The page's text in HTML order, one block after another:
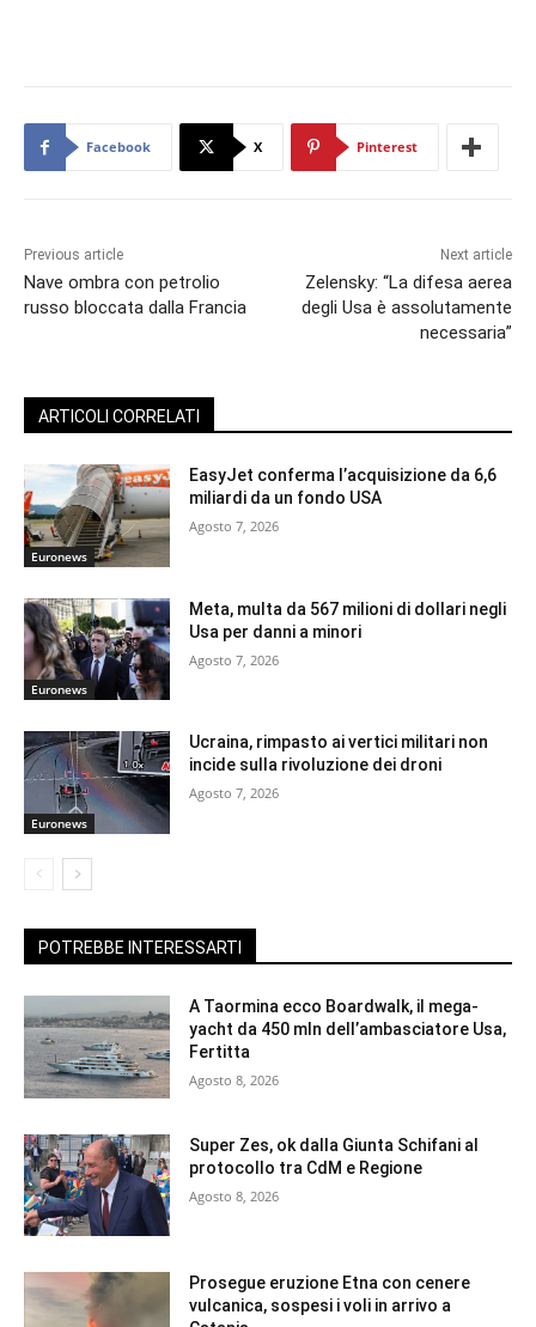
Facebook X Pinterest
Previous article
Nave ombra con petrolio
russo bloccata dalla Francia
Next article
Zelensky: “La difesa aerea
degli Usa è assolutamente
necessaria”
ARTICOLI CORRELATI
Euronews
EasyJet conferma l’acquisizione da 6,6
miliardi da un fondo USA
Agosto 7, 2026
Euronews
Meta, multa da 567 milioni di dollari negli
Usa per danni a minori
Agosto 7, 2026
Euronews
Ucraina, rimpasto ai vertici militari non
incide sulla rivoluzione dei droni
Agosto 7, 2026
POTREBBE INTERESSARTI
A Taormina ecco Boardwalk, il mega-
yacht da 450 mln dell’ambasciatore Usa,
Fertitta
Agosto 8, 2026
Super Zes, ok dalla Giunta Schifani al
protocollo tra CdM e Regione
Agosto 8, 2026
Prosegue eruzione Etna con cenere
vulcanica, sospesi i voli in arrivo a